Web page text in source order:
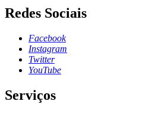
Redes Sociais
Facebook
Instagram
Twitter
YouTube
Serviços